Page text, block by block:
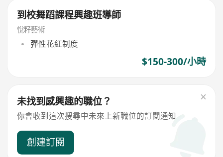
到校舞蹈課程興趣班導師
悅籽藝術
彈性花紅制度
$150-300/小時
未找到感興趣的職位？
你會收到這次搜尋中未來上新職位的訂閱通知
創建訂閱